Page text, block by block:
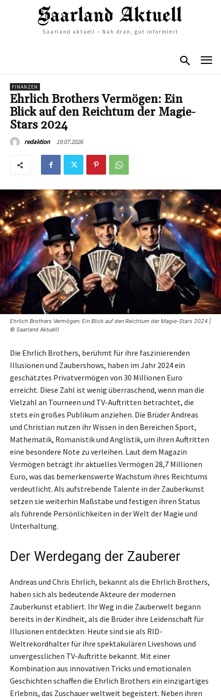
Saarland aktuell – Nah dran, gut informiert
FINANZEN
Ehrlich Brothers Vermögen: Ein
Blick auf den Reichtum der Magie-
Stars 2024
redaktion 19.07.2026
Ehrlich Brothers Vermögen: Ein Blick auf den Reichtum der Magie-Stars 2024 |
© Saarland Aktuell)
Die Ehrlich Brothers, berühmt für ihre faszinierenden
Illusionen und Zaubershows, haben im Jahr 2024 ein
geschätztes Privatvermögen von 30 Millionen Euro
erreicht. Diese Zahl ist wenig überraschend, wenn man die
Vielzahl an Tourneen und TV-Auftritten betrachtet, die
stets ein großes Publikum anziehen. Die Brüder Andreas
und Christian nutzen ihr Wissen in den Bereichen Sport,
Mathematik, Romanistik und Anglistik, um ihren Auftritten
eine besondere Note zu verleihen. Laut dem Magazin
Vermögen beträgt ihr aktuelles Vermögen 28,7 Millionen
Euro, was das bemerkenswerte Wachstum ihres Reichtums
verdeutlicht. Als aufstrebende Talente in der Zauberkunst
setzen sie weiterhin Maßstäbe und festigen ihren Status
als führende Persönlichkeiten in der Welt der Magie und
Unterhaltung.
Der Werdegang der Zauberer
Andreas und Chris Ehrlich, bekannt als die Ehrlich Brothers,
haben sich als bedeutende Akteure der modernen
Zauberkunst etabliert. Ihr Weg in die Zauberwelt begann
bereits in der Kindheit, als die Brüder ihre Leidenschaft für
Illusionen entdeckten. Heute sind sie als RID-
Weltrekordhalter für ihre spektakulären Liveshows und
unvergesslichen TV-Auftritte bekannt. Mit einer
Kombination aus innovativen Tricks und emotionalen
Geschichten schaffen die Ehrlich Brothers ein einzigartiges
Erlebnis, das Zuschauer weltweit begeistert. Neben ihren